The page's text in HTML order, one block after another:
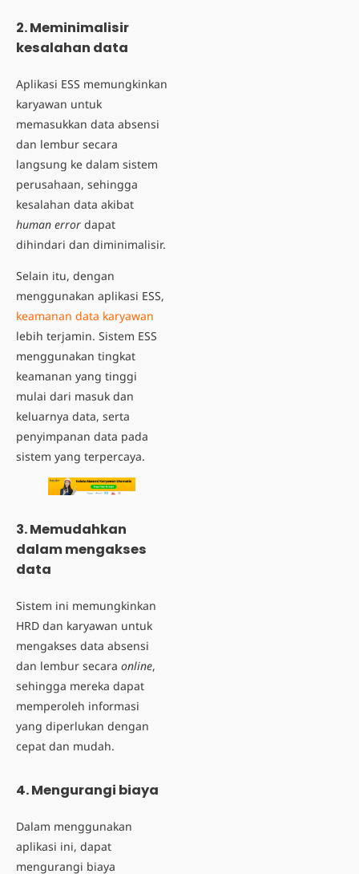
2. Meminimalisir
kesalahan data
Aplikasi ESS memungkinkan
karyawan untuk
memasukkan data absensi
dan lembur secara
langsung ke dalam sistem
perusahaan, sehingga
kesalahan data akibat
human error dapat
dihindari dan diminimalisir.
Selain itu, dengan
menggunakan aplikasi ESS,
keamanan data karyawan
lebih terjamin. Sistem ESS
menggunakan tingkat
keamanan yang tinggi
mulai dari masuk dan
keluarnya data, serta
penyimpanan data pada
sistem yang terpercaya.
3. Memudahkan
dalam mengakses
data
Sistem ini memungkinkan
HRD dan karyawan untuk
mengakses data absensi
dan lembur secara online,
sehingga mereka dapat
memperoleh informasi
yang diperlukan dengan
cepat dan mudah.
4. Mengurangi biaya
Dalam menggunakan
aplikasi ini, dapat
mengurangi biaya